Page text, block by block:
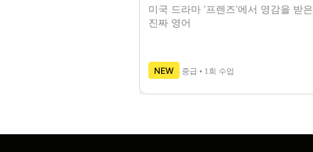
미국 드라마 '프렌즈'에서 영감을 받은
진짜 영어
NEW 중급 • 1회 수업